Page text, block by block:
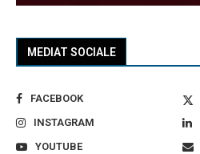
MEDIAT SOCIALE
FACEBOOK
INSTAGRAM
YOUTUBE